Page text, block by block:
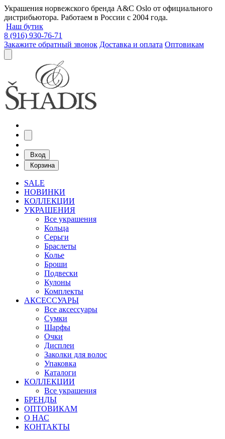
Украшения норвежского бренда A&C Oslo от официального
дистрибьютора. Работаем в России с 2004 года.
Наш бутик
8 (916) 930-76-71
Закажите обратный звонок Доставка и оплата Оптовикам
Вход
Корзина
SALE
НОВИНКИ
КОЛЛЕКЦИИ
УКРАШЕНИЯ
Все украшения
Кольца
Серьги
Браслеты
Колье
Броши
Подвески
Кулоны
Комплекты
АКСЕССУАРЫ
Все аксессуары
Сумки
Шарфы
Очки
Дисплеи
Заколки для волос
Упаковка
Каталоги
КОЛЛЕКЦИИ
Все украшения
БРЕНДЫ
ОПТОВИКАМ
О НАС
КОНТАКТЫ